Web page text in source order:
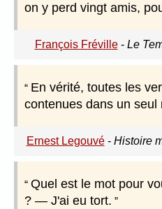
on y perd vingt amis,
François Fréville- Le
En vérité, toutes les
contenues dans un seul
Ernest Legouvé- Histoire
Quel est le mot pour
? — J'ai eu tort.